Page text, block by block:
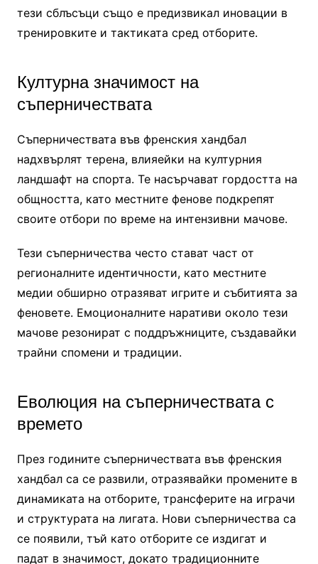
тези сблъсъци също е предизвикал иновации в
тренировките и тактиката сред отборите.
Културна значимост на
съперничествата
Съперничествата във френския хандбал
надхвърлят терена, влияейки на културния
ландшафт на спорта. Те насърчават гордостта на
общността, като местните фенове подкрепят
своите отбори по време на интензивни мачове.
Тези съперничества често стават част от
регионалните идентичности, като местните
медии обширно отразяват игрите и събитията за
феновете. Емоционалните наративи около тези
мачове резонират с поддръжниците, създавайки
трайни спомени и традиции.
Еволюция на съперничествата с
времето
През годините съперничествата във френския
хандбал са се развили, отразявайки промените в
динамиката на отборите, трансферите на играчи
и структурата на лигата. Нови съперничества са
се появили, тъй като отборите се издигат и
падат в значимост, докато традиционните